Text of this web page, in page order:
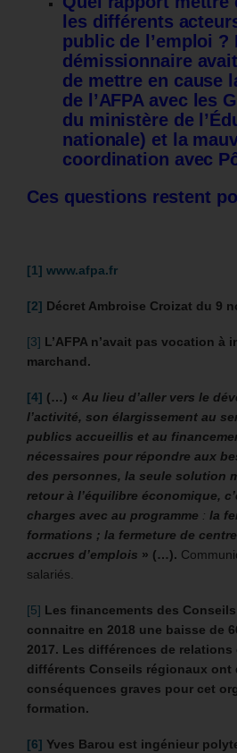
les différents
public de l’emploi ?
démissionnaire
de mettre en cause
de l’AFPA avec les
du ministère de
nationale) et la
coordination avec
Ces questions restent
[1] www.afpa.fr
[2] Décret Ambroise Croizat du 9
[3] L’AFPA n’avait pas vocation à
marchand.
[4] (…) « Au lieu d’aller vers le
l’activité, son élargissement au
publics accueillis et au
nécessaires pour répondre aux
des personnes, la seule solution
retour à l’équilibre économique,
charges avec au programme : la
formations ; la fermeture de
accrues d’emplois » (…).
salariés.
[5] Les financements des
connaitre en 2018 une baisse de
2017. Les différences de relations
différents Conseils régionaux ont
conséquences graves pour cet
formation.
[6] Yves Barou est ingénieur